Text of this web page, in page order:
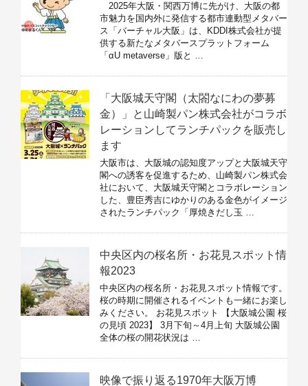
2025年大阪・関西万博に先がけ、大阪の都
市魅力を国内外に発信する都市連動型メタバー
ス「バーチャル大阪」は、KDDI株式会社が提
供する新たなメタバースプラットフォーム
「αU metaverse」版と …
「大阪城天守閣（太閤なにわの夢募
金）」と山崎製パン株式会社がコラボ
レーションしてランチパックを販売し
ます
大阪市は、大阪城の認知度アップと大阪城天守
閣への誘客を促進するため、山崎製パン株式会
社において、大阪城天守閣とコラボレーション
した、豊臣秀吉にゆかりのある金色がイメージ
されたランチパック「厚焼きだし玉 …
中央区内の桜名所・お花見スポット情
報2023
中央区内の桜名所・お花見スポット情報です。
桜の時期に開催されるイベントも一緒にお楽し
みください。 お花見スポット 【大阪城公園 桜
の見頃 2023】 3月下旬～4月上旬 大阪城公園
全体の桜の開花状況は …
映像で振り返る1970年大阪万博